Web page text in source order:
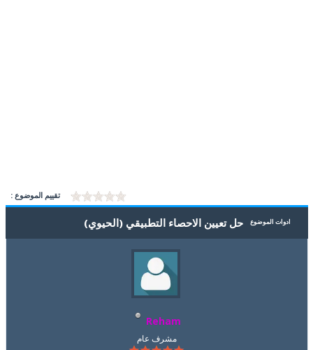
تقييم الموضوع :
ادوات الموضوع حل تعيين الاحصاء التطبيقي (الحيوي)
Reham
مشرف عام